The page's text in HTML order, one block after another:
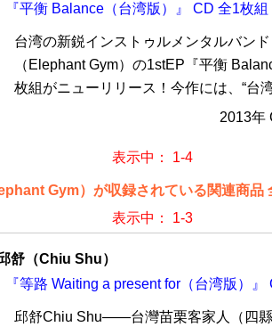
『平衡 Balance（台湾版）』 CD 全1枚組
台湾の新鋭インストゥルメンタルバン
（Elephant Gym）の1stEP『平衡
枚組がニューリリース！今作には、“台
2013年
表示中： 1-4
Gym）が収録されている関連商品
表示中： 1-3
舒（Chiu Shu）
『等路 Waiting a present for（台湾版）』
邱舒Chiu Shu——台灣苗栗客家人（四